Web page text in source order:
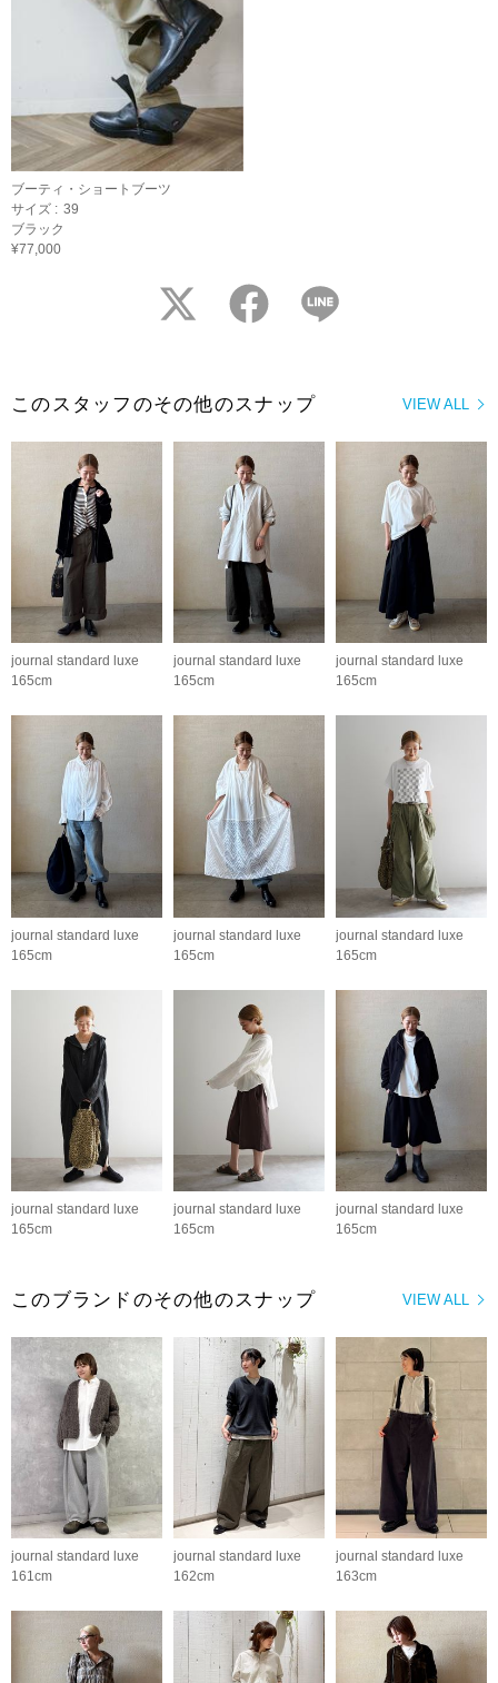
ブーティ・ショートブーツ
サイズ : 39
ブラック
¥77,000
twitter facebook
VIEW ALL
このスタッフのその他のスナップ
journal standard luxe
165cm
journal standard luxe
165cm
journal standard luxe
165cm
journal standard luxe
165cm
journal standard luxe
165cm
journal standard luxe
165cm
journal standard luxe
165cm
journal standard luxe
165cm
journal standard luxe
165cm
VIEW ALL
このブランドのその他のスナップ
journal standard luxe
161cm
journal standard luxe
162cm
journal standard luxe
163cm